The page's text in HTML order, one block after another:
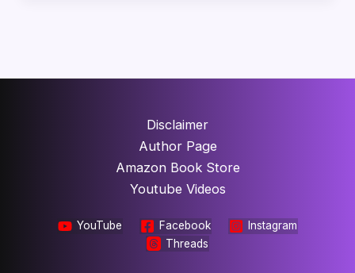
Disclaimer
Author Page
Amazon Book Store
Youtube Videos
YouTube Facebook
Instagram
Threads